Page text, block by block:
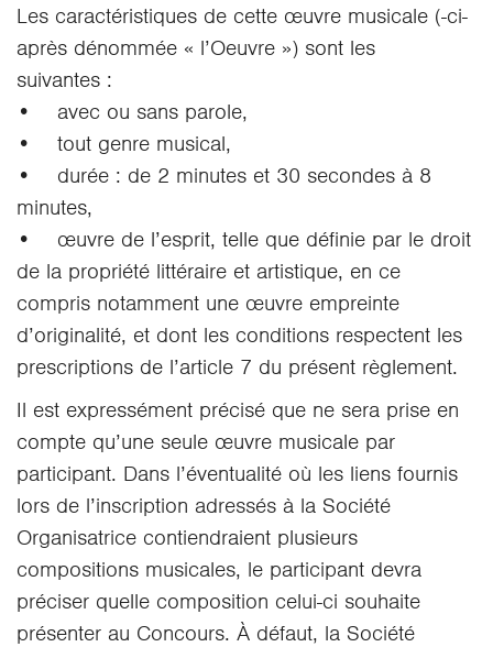
Les caractéristiques de cette œuvre musicale (-ci-
après dénommée « l’Oeuvre ») sont les
suivantes :
• avec ou sans parole,
• tout genre musical,
• durée : de 2 minutes et 30 secondes à 8
minutes,
• œuvre de l’esprit, telle que définie par le droit
de la propriété littéraire et artistique, en ce
compris notamment une œuvre empreinte
d’originalité, et dont les conditions respectent les
prescriptions de l’article 7 du présent règlement.
Il est expressément précisé que ne sera prise en
compte qu’une seule œuvre musicale par
participant. Dans l’éventualité où les liens fournis
lors de l’inscription adressés à la Société
Organisatrice contiendraient plusieurs
compositions musicales, le participant devra
préciser quelle composition celui-ci souhaite
présenter au Concours. À défaut, la Société